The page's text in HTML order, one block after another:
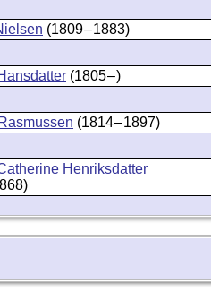
(1809 – 1883)
(1805 – )
(1814 – 1897)
Henriksdatter